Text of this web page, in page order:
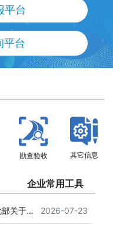
平台
平台
勘查验收 其它信息
企业常用工具
2026-07-23
二批）的公告》的解读